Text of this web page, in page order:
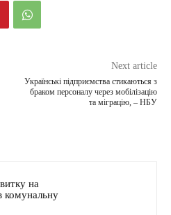
Next article
Українські підприємства стикаються з
браком персоналу через мобілізацію
та міграцію, – НБУ
на
комунальну